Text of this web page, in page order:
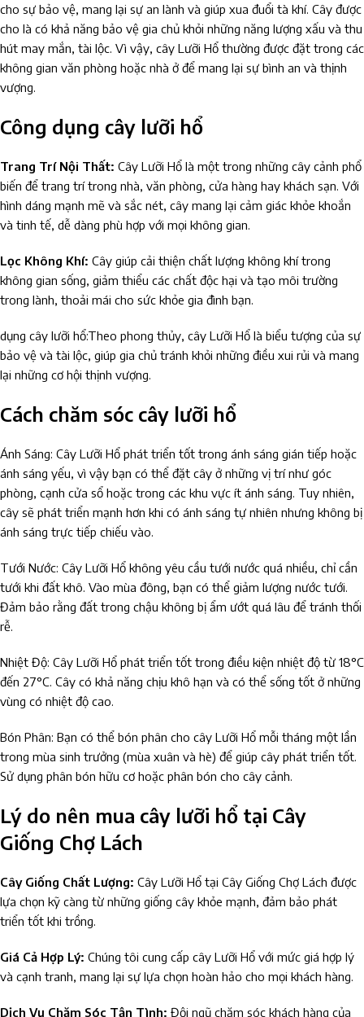
cho sự bảo vệ, mang lại sự an lành và giúp xua đuổi tà khí. Cây được
cho là có khả năng bảo vệ gia chủ khỏi những năng lượng xấu và thu
hút may mắn, tài lộc. Vì vậy, cây Lưỡi Hổ thường được đặt trong các
không gian văn phòng hoặc nhà ở để mang lại sự bình an và thịnh
vượng.
Công dụng cây lưỡi hổ
Trang Trí Nội Thất: Cây Lưỡi Hổ là một trong những cây cảnh phổ
biến để trang trí trong nhà, văn phòng, cửa hàng hay khách sạn. Với
hình dáng mạnh mẽ và sắc nét, cây mang lại cảm giác khỏe khoắn
và tinh tế, dễ dàng phù hợp với mọi không gian.
Lọc Không Khí: Cây giúp cải thiện chất lượng không khí trong
không gian sống, giảm thiểu các chất độc hại và tạo môi trường
trong lành, thoải mái cho sức khỏe gia đình bạn.
dụng cây lưỡi hổ:Theo phong thủy, cây Lưỡi Hổ là biểu tượng của sự
bảo vệ và tài lộc, giúp gia chủ tránh khỏi những điều xui rủi và mang
lại những cơ hội thịnh vượng.
Cách chăm sóc cây lưỡi hổ
Ánh Sáng: Cây Lưỡi Hổ phát triển tốt trong ánh sáng gián tiếp hoặc
ánh sáng yếu, vì vậy bạn có thể đặt cây ở những vị trí như góc
phòng, cạnh cửa sổ hoặc trong các khu vực ít ánh sáng. Tuy nhiên,
cây sẽ phát triển mạnh hơn khi có ánh sáng tự nhiên nhưng không bị
ánh sáng trực tiếp chiếu vào.
Tưới Nước: Cây Lưỡi Hổ không yêu cầu tưới nước quá nhiều, chỉ cần
tưới khi đất khô. Vào mùa đông, bạn có thể giảm lượng nước tưới.
Đảm bảo rằng đất trong chậu không bị ẩm ướt quá lâu để tránh thối
rễ.
Nhiệt Độ: Cây Lưỡi Hổ phát triển tốt trong điều kiện nhiệt độ từ 18°C
đến 27°C. Cây có khả năng chịu khô hạn và có thể sống tốt ở những
vùng có nhiệt độ cao.
Bón Phân: Bạn có thể bón phân cho cây Lưỡi Hổ mỗi tháng một lần
trong mùa sinh trưởng (mùa xuân và hè) để giúp cây phát triển tốt.
Sử dụng phân bón hữu cơ hoặc phân bón cho cây cảnh.
Lý do nên mua cây lưỡi hổ tại Cây
Giống Chợ Lách
Cây Giống Chất Lượng: Cây Lưỡi Hổ tại Cây Giống Chợ Lách được
lựa chọn kỹ càng từ những giống cây khỏe mạnh, đảm bảo phát
triển tốt khi trồng.
Giá Cả Hợp Lý: Chúng tôi cung cấp cây Lưỡi Hổ với mức giá hợp lý
và cạnh tranh, mang lại sự lựa chọn hoàn hảo cho mọi khách hàng.
Dịch Vụ Chăm Sóc Tận Tình: Đội ngũ chăm sóc khách hàng của